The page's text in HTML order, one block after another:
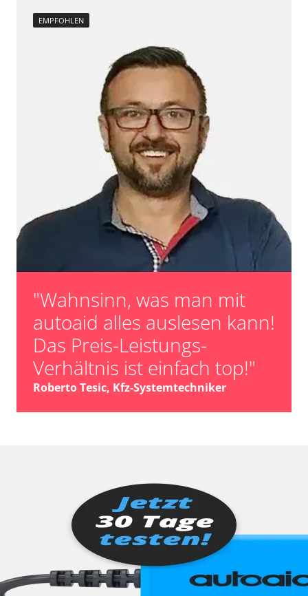
Reset nach Kupplungswechsel
Scheinwerfereinstellung
Servicerückstellung
Steuergerät Initialisierung
Turbolader Adaptionswerte zurücksetzen
unbekannte Funktion
Zurücksetzen der AGR Adaptionswerte
Verfügbarkeit abhängig von Modell, Motorisierung, Ausstattung
EMPFOHLEN
"Wahnsinn, was man mit
autoaid alles auslesen kann!
Das Preis-Leistungs-
Verhältnis ist einfach top!"
Roberto Tesic, Kfz-Systemtechniker